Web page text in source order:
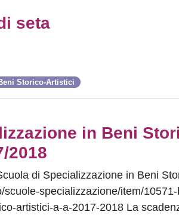
seta
Storico-Artistici
in Beni
2018
di Specializzazione in Beni
scuole-specializzazione/item/
artistici-a-a-2017-2018 La